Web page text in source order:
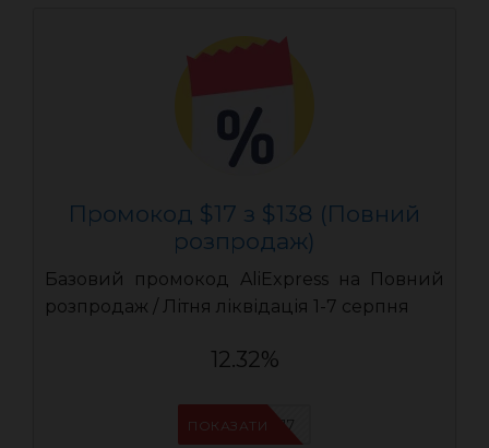
Промокод $17 з $138 (Повний
розпродаж)
Базовий промокод AliExpress на Повний
розпродаж / Літня ліквідація 1-7 серпня
12.32%
UASC17
ПОКАЗАТИ